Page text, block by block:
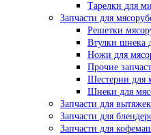
Тарелки для
Запчасти для
Решетки
Втулки шнека
Ножи для
Прочие
Шестерни для
Шнеки для
Запчасти для вытяжек
Запчасти для
Запчасти для